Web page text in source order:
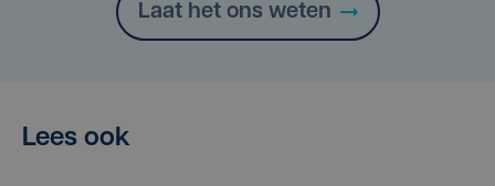
Laat het ons weten
Lees ook